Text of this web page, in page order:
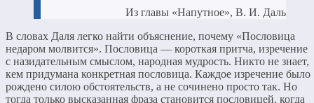
Из главы «Напутное», В. И. Даль
В словах Даля легко найти объяснение, почему «Пословица
недаром молвится». Пословица — короткая притча, изречение
с назидательным смыслом, народная мудрость. Никто не знает,
кем придумана конкретная пословица. Каждое изречение было
рождено силою обстоятельств, а не сочинено просто так. Но
тогда только высказанная фраза становится пословицей, когда